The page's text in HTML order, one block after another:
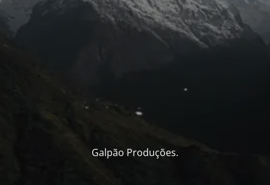
Galpão Produções.